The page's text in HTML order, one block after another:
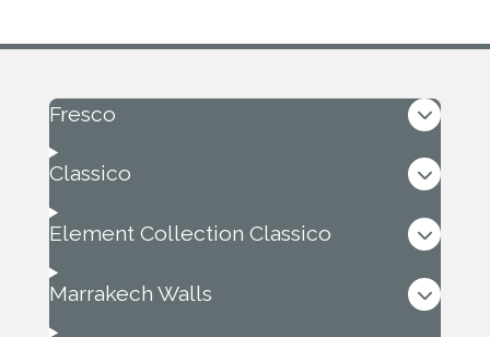
Fresco
Classico
Element Collection Classico
Marrakech Walls